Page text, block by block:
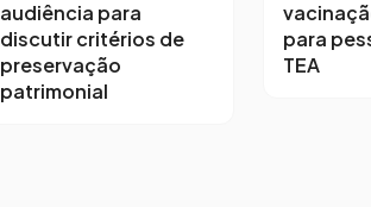
audiência para
discutir critérios de
preservação
patrimonial
para
TEA